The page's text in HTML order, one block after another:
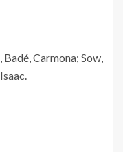
Carmona; Sow,